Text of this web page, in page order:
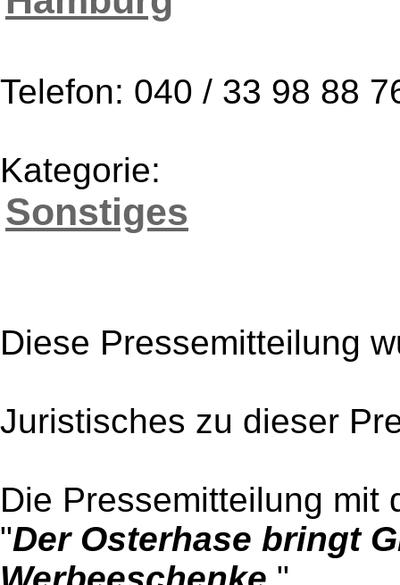
Telefon: 040 / 33 98 88
Kategorie:
Sonstiges
Diese Pressemitteilung
Juristisches zu dieser
Die Pressemitteilung mit
"Der Osterhase bringt